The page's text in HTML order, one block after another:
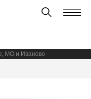
МО и Иваново